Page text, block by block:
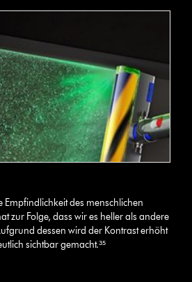
Empfindlichkeit des menschlichen
zur Folge, dass wir es heller als andere
dessen wird der Kontrast erhöht
sichtbar gemacht.³⁵